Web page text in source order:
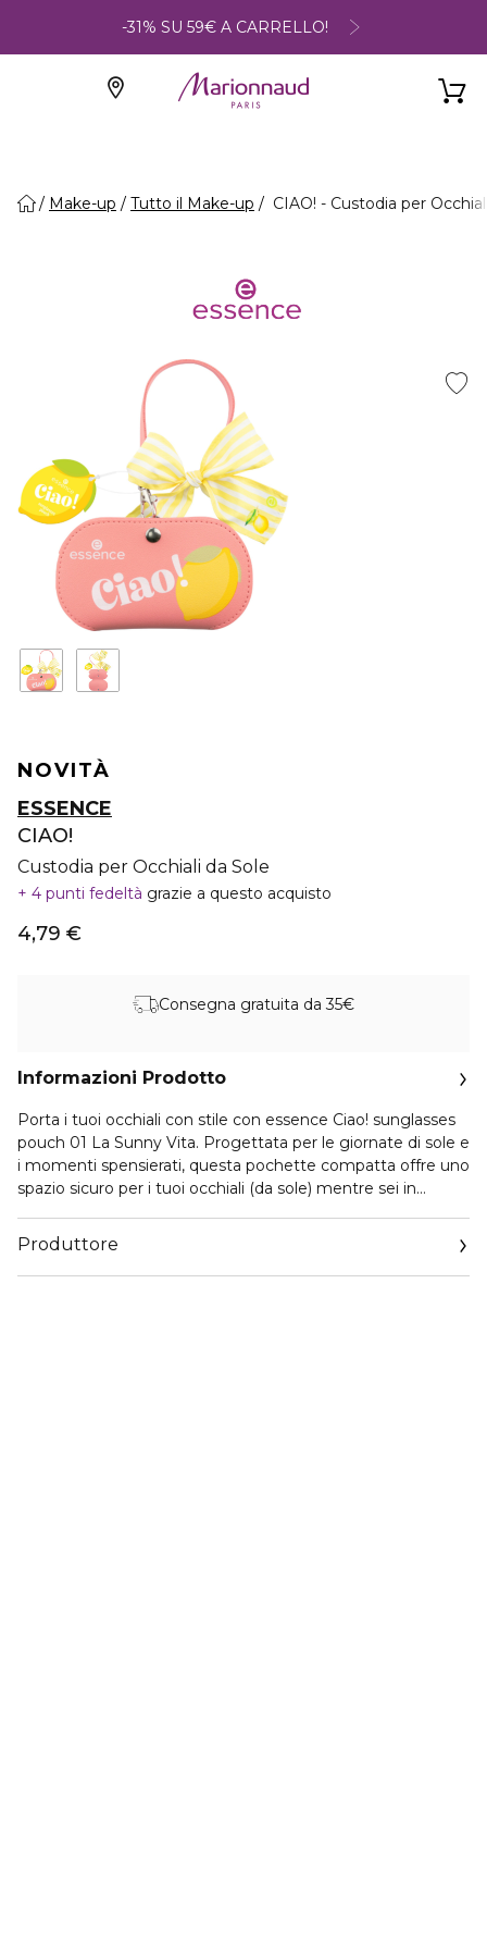
-31% SU 59€ A CARRELLO!
Make-up Tutto il Make-up CIAO! - Custodia per
NOVITÀ
ESSENCE
CIAO!
Custodia per Occhiali da Sole
4 punti fedeltà grazie a questo acquisto
4,79 €
Consegna gratuita da 35€
Informazioni Prodotto
Porta i tuoi occhiali con stile con essence Ciao! sunglasses
pouch 01 La Sunny Vita. Progettata per le giornate di sole e
i momenti spensierati, questa pochette compatta offre uno
spazio sicuro per i tuoi occhiali (da sole) mentre sei in
da sole e li mantiene al sicuro all’interno. Grazie al pratico
gancio, la custodia può essere facilmente agganciata alla
borsa, diventando il compagno perfetto per viaggi,
Produttore